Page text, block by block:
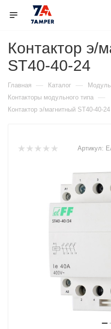
Контактор э/
ST40-40-24
Главная — Каталог —
Контакторы модульного типа —
Контактор э/магнитный ST40-40-24
Артикул: